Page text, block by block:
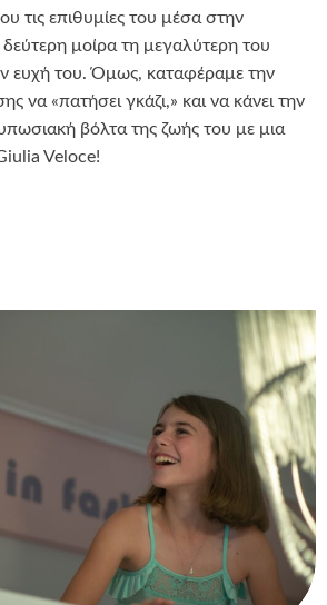
τις επιθυμίες του μέσα στην
μοίρα τη μεγαλύτερη του
ευχή του. Όμως, καταφέραμε την
να «πατήσει γκάζι,» και να κάνει την
βόλτα της ζωής του με μια
Veloce!